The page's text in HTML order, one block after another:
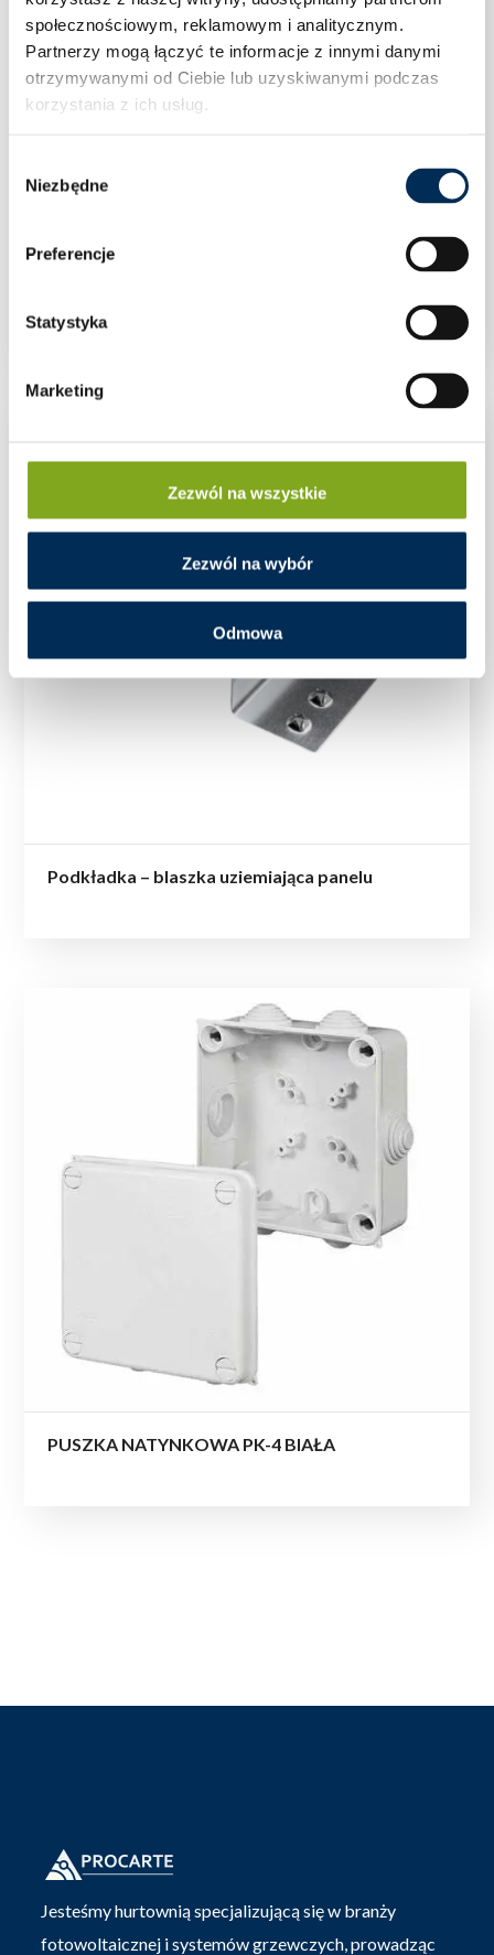
społecznościowym, reklamowym i analitycznym.
Partnerzy mogą łączyć te informacje z innymi danymi
otrzymywanymi od Ciebie lub uzyskiwanymi podczas
korzystania z ich usług.
zgody
Niezbędne
Preferencje
Statystyka
Marketing
Zezwól na wszystkie
Zezwól na wybór
Odmowa
SZYNA WYRÓWNUJĄCA POTENCJAŁ 7×16
Podkładka – blaszka uziemiająca panelu
PUSZKA NATYNKOWA PK-4 BIAŁA
Jesteśmy hurtownią specjalizującą się w branży
fotowoltaicznej i systemów grzewczych, prowadząc